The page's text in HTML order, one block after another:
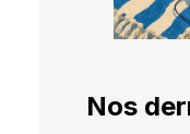
Nos